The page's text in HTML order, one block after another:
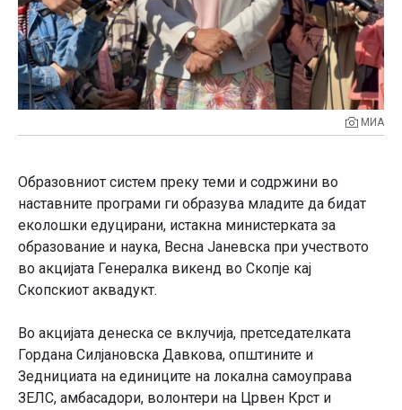
МИА
Образовниот систем преку теми и содржини во
наставните програми ги образува младите да бидат
еколошки едуцирани, истакна министерката за
образование и наука, Весна Јаневска при учеството
во акцијата Генералка викенд во Скопје кај
Скопскиот аквадукт.
Во акцијата денеска се вклучија, претседателката
Гордана Силјановска Давкова, општините и
Зеднициата на единиците на локална самоуправа
ЗЕЛС, амбасадори, волонтери на Црвен Крст и